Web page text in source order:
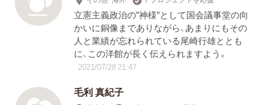
立憲主義政治の”神様”として国会議事堂の向
かいに銅像までありながら、あまりにもその
人と業績が忘れられている尾崎行雄ととも
に、この洋館が長く伝えられますよう。
2021/07/28 21:47
毛利 真紀子